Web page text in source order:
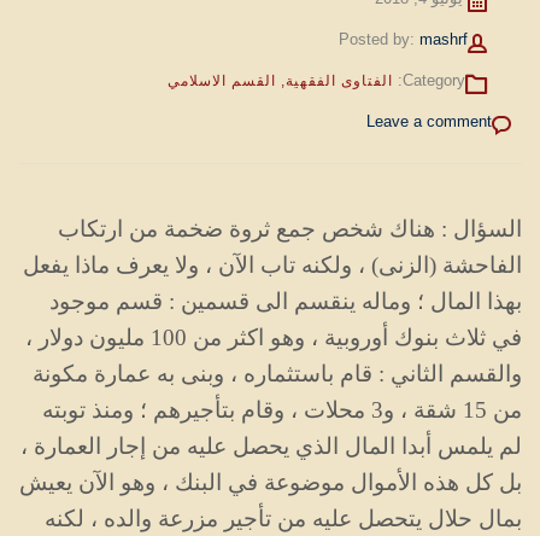
Posted by:
Author mashrf
Category: الفتاوى الفقهية, القسم الاسلامي
Leave a comment
السؤال : هناك شخص جمع ثروة ضخمة من ارتكاب
الفاحشة (الزنى) ، ولكنه تاب الآن ، ولا يعرف ماذا يفعل
بهذا المال ؛ وماله ينقسم الى قسمين : قسم موجود
في ثلاث بنوك أوروبية ، وهو اكثر من 100 مليون دولار ،
والقسم الثاني : قام باستثماره ، وبنى به عمارة مكونة
من 15 شقة ، و3 محلات ، وقام بتأجيرهم ؛ ومنذ توبته
لم يلمس أبدا المال الذي يحصل عليه من إجار العمارة ،
بل كل هذه الأموال موضوعة في البنك ، وهو الآن يعيش
بمال حلال يتحصل عليه من تأجير مزرعة والده ، لكنه